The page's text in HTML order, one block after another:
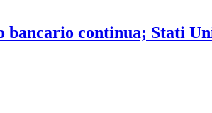
bancario continua; Stati